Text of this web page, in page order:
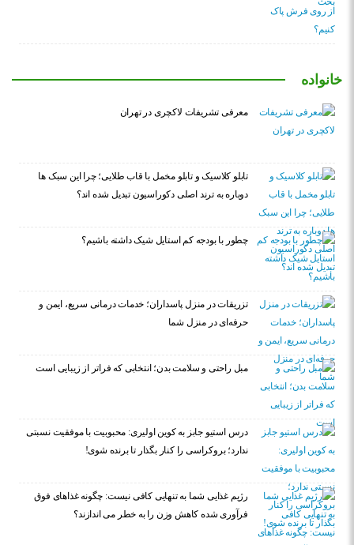
خانواده
معرفی تشریفات لاکچری در تهران
تابلو کلاسیک و تابلو مخمل با قاب طلایی؛ چرا این سبک ها
دوباره به ترند اصلی دکوراسیون تبدیل شده اند؟
چطور با بودجه کم استایل شیک داشته باشیم؟
تزریقات در منزل پاسداران؛ خدمات درمانی سریع، ایمن و
حرفه‌ای در منزل شما
مبل راحتی و سلامت بدن؛ انتخابی که فراتر از زیبایی است
درس استیو جابز به کوین اولیری: محبوبیت با موفقیت نسبتی
ندارد؛ بروکراسی را کنار بگذار تا برنده شوی!
رژیم غذایی شما به تنهایی کافی نیست: چگونه غذاهای فوق
فرآوری شده کاهش وزن را به خطر می اندازند؟